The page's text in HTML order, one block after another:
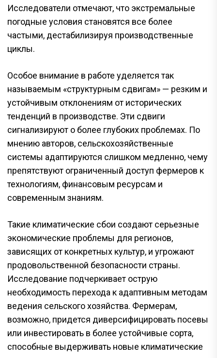
Исследователи отмечают, что экстремальные
погодные условия становятся все более
частыми, дестабилизируя производственные
циклы.
Особое внимание в работе уделяется так
называемым «структурным сдвигам» — резким и
устойчивым отклонениям от исторических
тенденций в производстве. Эти сдвиги
сигнализируют о более глубоких проблемах. По
мнению авторов, сельскохозяйственные
системы адаптируются слишком медленно, чему
препятствуют ограниченный доступ фермеров к
технологиям, финансовым ресурсам и
современным знаниям.
Такие климатические сбои создают серьезные
экономические проблемы для регионов,
зависящих от конкретных культур, и угрожают
продовольственной безопасности страны.
Исследование подчеркивает острую
необходимость перехода к адаптивным методам
ведения сельского хозяйства. Фермерам,
возможно, придется диверсифицировать посевы
или инвестировать в более устойчивые сорта,
способные выдерживать новые климатические